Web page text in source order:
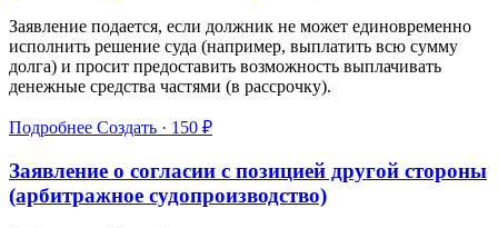
Заявление подается, если должник не может единовременно
исполнить решение суда (например, выплатить всю сумму
долга) и просит предоставить возможность выплачивать
денежные средства частями (в рассрочку).
Подробнее Создать · 150 ₽
Заявление о согласии с позицией другой стороны
(арбитражное судопроизводство)